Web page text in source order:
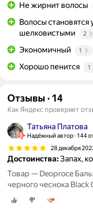
Не жирнит волосы
Волосы
шелковистыми
2
Экономичный 1
Хорошо пенится 1
Отзывы · 14
Как Яндекс проверяет
Татьяна Платова
Надёжный автор 144
28 декабря
Достоинства:Запах,
Товар — Deoproce
черного чеснока Black
мл